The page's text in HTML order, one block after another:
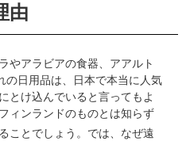
由
やアラビアの食器、アアルト
日用品は、日本で本当に人気
とけ込んでいると言ってもよ
ィンランドのものとは知らず
ことでしょう。では、なぜ遠